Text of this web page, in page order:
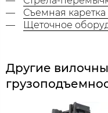
Съемная
Щеточное
Другие